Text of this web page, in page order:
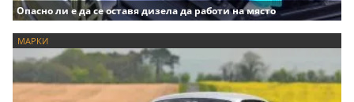
Опасно ли е да се оставя дизела да работи на място
МАРКИ